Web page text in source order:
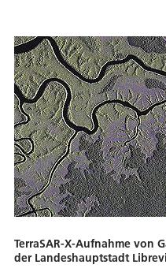
TerraSAR-X-Aufnahme von
der Landeshauptstadt